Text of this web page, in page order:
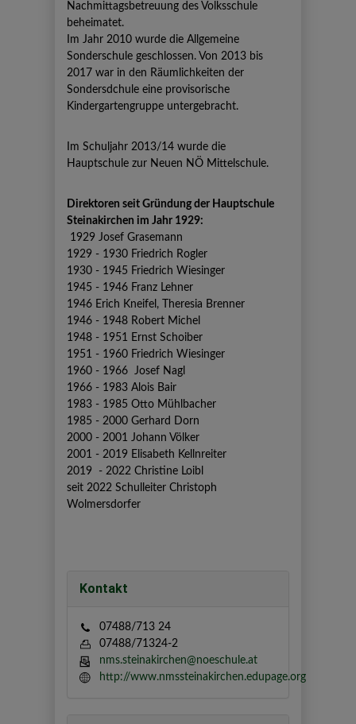
Nachmittagsbetreuung des Volksschule
beheimatet.
Im Jahr 2010 wurde die Allgemeine
Sonderschule geschlossen. Von 2013 bis
2017 war in den Räumlichkeiten der
Sondersdchule eine provisorische
Kindergartengruppe untergebracht.
Im Schuljahr 2013/14 wurde die
Hauptschule zur Neuen NÖ Mittelschule.
Direktoren seit Gründung der Hauptschule
Steinakirchen im Jahr 1929:
1929 Josef Grasemann
1929 - 1930 Friedrich Rogler
1930 - 1945 Friedrich Wiesinger
1945 - 1946 Franz Lehner
1946 Erich Kneifel, Theresia Brenner
1946 - 1948 Robert Michel
1948 - 1951 Ernst Schoiber
1951 - 1960 Friedrich Wiesinger
1960 - 1966 Josef Nagl
1966 - 1983 Alois Bair
1983 - 1985 Otto Mühlbacher
1985 - 2000 Gerhard Dorn
2000 - 2001 Johann Völker
2001 - 2019 Elisabeth Kellnreiter
2019 - 2022 Christine Loibl
seit 2022 Schulleiter Christoph
Wolmersdorfer
Kontakt
07488/713 24
07488/71324-2
nms.steinakirchen@noeschule.at
http://www.nmssteinakirchen.edupage.org